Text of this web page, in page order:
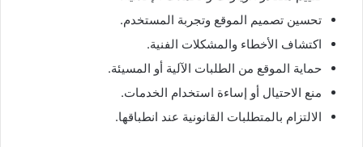
تحسين تصميم الموقع وتجربة المستخدم.
اكتشاف الأخطاء والمشكلات الفنية.
حماية الموقع من الطلبات الآلية أو المسيئة.
منع الاحتيال أو إساءة استخدام الخدمات.
الالتزام بالمتطلبات القانونية عند انطباقها.